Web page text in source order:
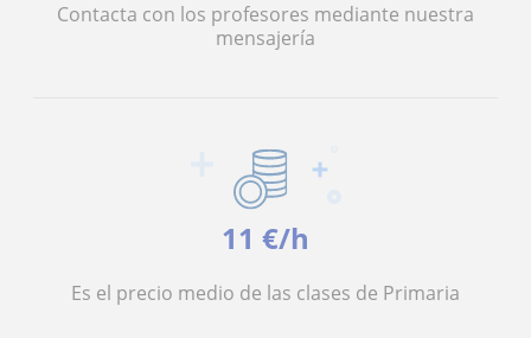
Contacta con los profesores mediante nuestra
mensajería
11 €/h
Es el precio medio de las clases de Primaria